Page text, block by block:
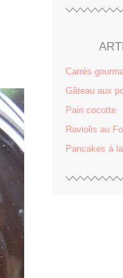
Carrés
Gâteau aux
Pain cocotte
Raviolis au
Pancakes à